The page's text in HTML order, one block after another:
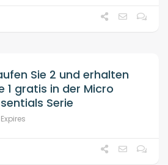
Sie 2 und erhalten
1 gratis in der Micro
Serie